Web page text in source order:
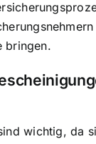
bringen.
wichtig, da